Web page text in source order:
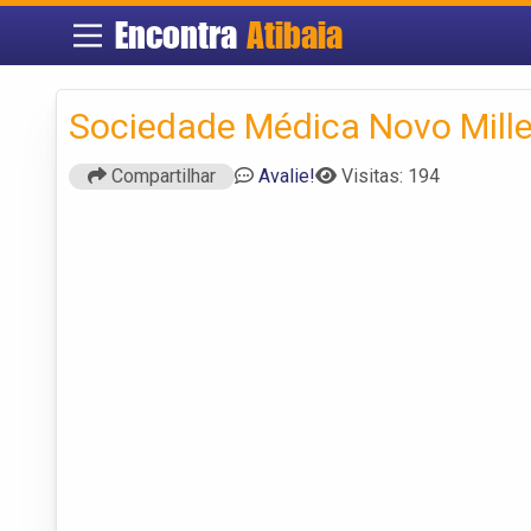
EncontraAtibaia
Sociedade Médica Novo
Compartilhar Avalie! Visitas: 194